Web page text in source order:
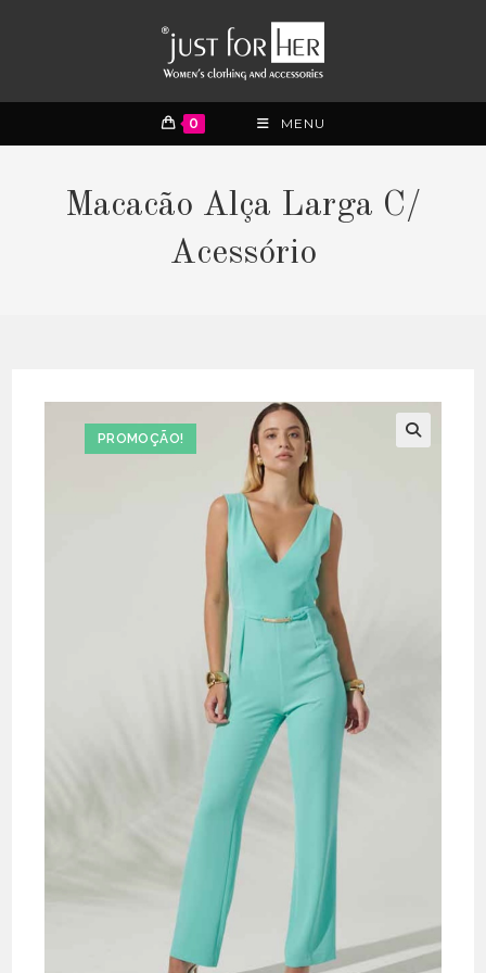
0 MENU
Macacão Alça Larga C/
Acessório
PROMOÇÃO!